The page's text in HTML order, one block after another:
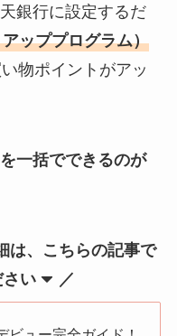
銀行に設定するだ
ッププログラム）
物ポイントがアッ
一括でできるのが
は、こちらの記事で
さい ／